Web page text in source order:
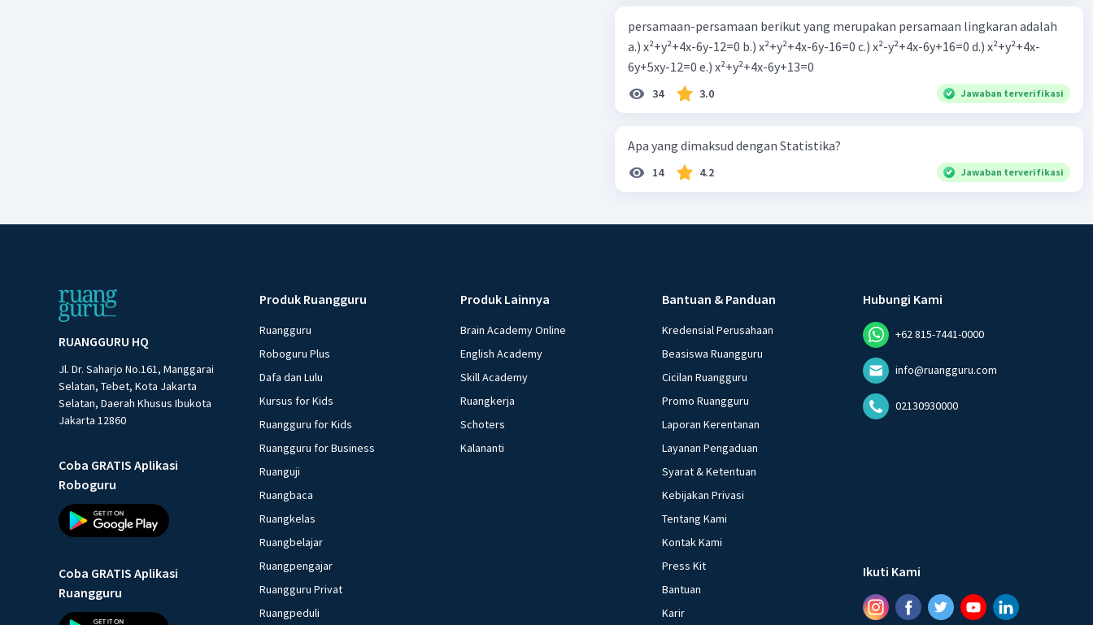
persamaan-persamaan berikut yang merupakan persamaan lingkaran adalah
a.) x²+y²+4x-6y-12=0 b.) x²+y²+4x-6y-16=0 c.) x²-y²+4x-6y+16=0 d.) x²+y²+4x-
6y+5xy-12=0 e.) x²+y²+4x-6y+13=0
34 3.0 Jawaban terverifikasi
Apa yang dimaksud dengan Statistika?
14 4.2 Jawaban terverifikasi
RUANGGURU HQ
Jl. Dr. Saharjo No.161, Manggarai
Selatan, Tebet, Kota Jakarta
Selatan, Daerah Khusus Ibukota
Jakarta 12860
Coba GRATIS Aplikasi
Roboguru
Coba GRATIS Aplikasi
Ruangguru
Produk Ruangguru
Ruangguru
Roboguru Plus
Dafa dan Lulu
Kursus for Kids
Ruangguru for Kids
Ruangguru for Business
Ruanguji
Ruangbaca
Ruangkelas
Ruangbelajar
Ruangpengajar
Ruangguru Privat
Ruangpeduli
Produk Lainnya
Brain Academy Online
English Academy
Skill Academy
Ruangkerja
Schoters
Kalananti
Bantuan & Panduan
Kredensial Perusahaan
Beasiswa Ruangguru
Cicilan Ruangguru
Promo Ruangguru
Laporan Kerentanan
Layanan Pengaduan
Syarat & Ketentuan
Kebijakan Privasi
Tentang Kami
Kontak Kami
Press Kit
Bantuan
Karir
Hubungi Kami
+62 815-7441-0000
info@ruangguru.com
02130930000
Ikuti Kami